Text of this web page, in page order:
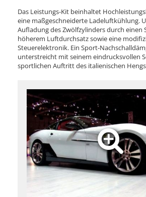
Das Leistungs-Kit beinhaltet
eine maßgeschneiderte Ladeluftkühlung.
Aufladung des Zwölfzylinders durch
höherem Luftdurchsatz sowie eine
Steuerelektronik. Ein Sport-
unterstreicht mit seinem eindrucksvollen
sportlichen Auftritt des italienischen